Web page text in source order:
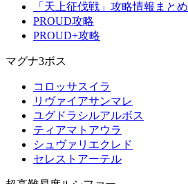
「天上征伐戦」攻略情報まとめ
PROUD攻略
PROUD+攻略
マグナ3ボス
コロッサスイラ
リヴァイアサンマレ
ユグドラシルアルボス
ティアマトアウラ
シュヴァリエクレド
セレストアーテル